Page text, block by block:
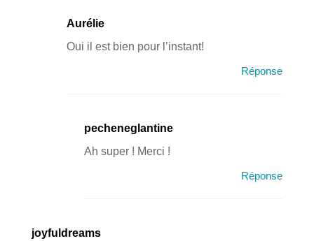
Aurélie
Oui il est bien pour l’instant!
Réponse
pecheneglantine
Ah super ! Merci !
Réponse
joyfuldreams